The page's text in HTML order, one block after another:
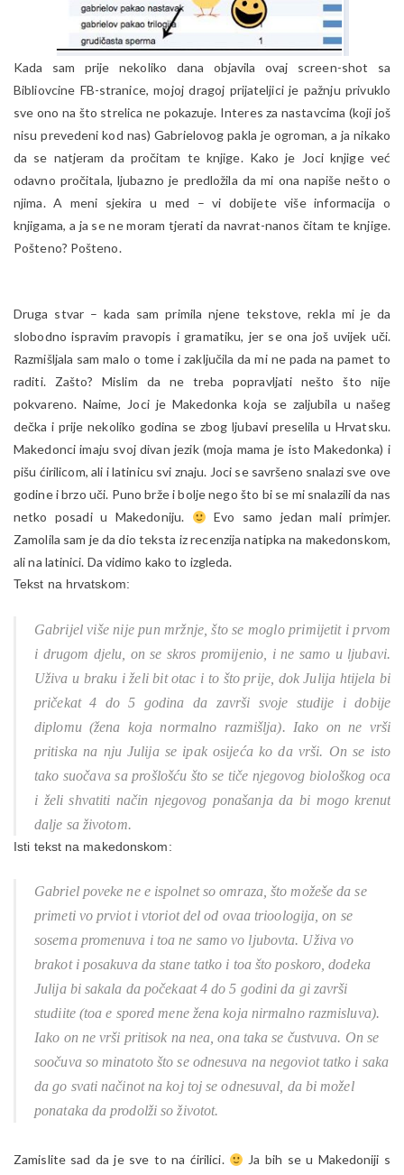
Kada sam prije nekoliko dana objavila ovaj screen-shot sa
Bibliovcine FB-stranice, mojoj dragoj prijateljici je pažnju privuklo
sve ono na što strelica ne pokazuje. Interes za nastavcima (koji još
nisu prevedeni kod nas) Gabrielovog pakla je ogroman, a ja nikako
da se natjeram da pročitam te knjige. Kako je Joci knjige već
odavno pročitala, ljubazno je predložila da mi ona napiše nešto o
njima. A meni sjekira u med – vi dobijete više informacija o
knjigama, a ja se ne moram tjerati da navrat-nanos čitam te knjige.
Pošteno? Pošteno.
Druga stvar – kada sam primila njene tekstove, rekla mi je da
slobodno ispravim pravopis i gramatiku, jer se ona još uvijek uči.
Razmišljala sam malo o tome i zaključila da mi ne pada na pamet to
raditi. Zašto? Mislim da ne treba popravljati nešto što nije
pokvareno. Naime, Joci je Makedonka koja se zaljubila u našeg
dečka i prije nekoliko godina se zbog ljubavi preselila u Hrvatsku.
Makedonci imaju svoj divan jezik (moja mama je isto Makedonka) i
pišu ćirilicom, ali i latinicu svi znaju. Joci se savršeno snalazi sve ove
godine i brzo uči. Puno brže i bolje nego što bi se mi snalazili da nas
netko posadi u Makedoniju.
Evo samo jedan mali primjer.
Zamolila sam je da dio teksta iz recenzija natipka na makedonskom,
ali na latinici. Da vidimo kako to izgleda.
Tekst na hrvatskom:
Gabrijel više nije pun mržnje, što se moglo primijetit i prvom
i drugom djelu, on se skros promijenio, i ne samo u ljubavi.
Uživa u braku i želi bit otac i to što prije, dok Julija htijela bi
pričekat 4 do 5 godina da završi svoje studije i dobije
diplomu (žena koja normalno razmišlja). Iako on ne vrši
pritiska na nju Julija se ipak osijeća ko da vrši. On se isto
tako suočava sa prošlošću što se tiče njegovog biološkog oca
i želi shvatiti način njegovog ponašanja da bi mogo krenut
dalje sa životom.
Isti tekst na makedonskom:
Gabriel poveke ne e ispolnet so omraza, što možeše da se
primeti vo prviot i vtoriot del od ovaa trioologija, on se
sosema promenuva i toa ne samo vo ljubovta. Uživa vo
brakot i posakuva da stane tatko i toa što poskoro, dodeka
Julija bi sakala da počekaat 4 do 5 godini da gi završi
studiite (toa e spored mene žena koja nirmalno razmisluva).
Iako on ne vrši pritisok na nea, ona taka se čustvuva. On se
soočuva so minatoto što se odnesuva na negoviot tatko i saka
da go svati načinot na koj toj se odnesuval, da bi možel
ponataka da prodolži so životot.
Zamislite sad da je sve to na ćirilici.
Ja bih se u Makedoniji s